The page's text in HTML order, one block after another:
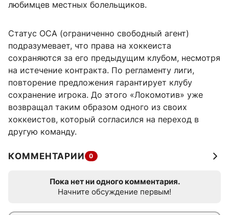
любимцев местных болельщиков.
Статус ОСА (ограниченно свободный агент)
подразумевает, что права на хоккеиста
сохраняются за его предыдущим клубом, несмотря
на истечение контракта. По регламенту лиги,
повторение предложения гарантирует клубу
сохранение игрока. До этого «Локомотив» уже
возвращал таким образом одного из своих
хоккеистов, который согласился на переход в
другую команду.
КОММЕНТАРИИ 0
Пока нет ни одного комментария.
Начните обсуждение первым!